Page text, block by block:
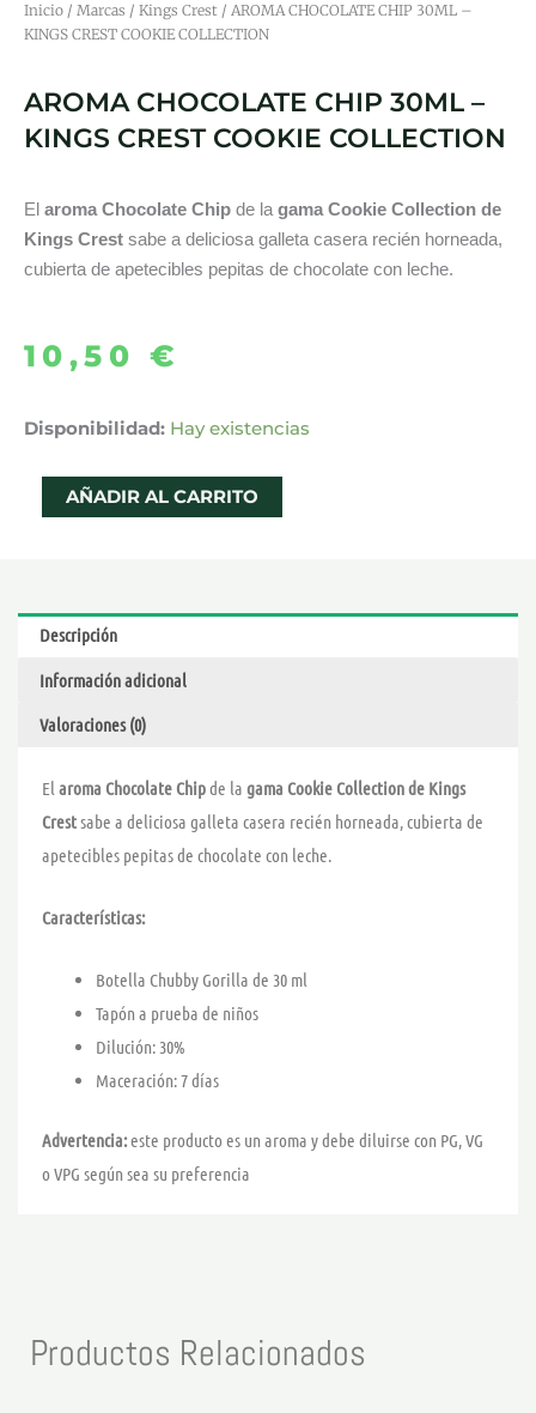
Inicio / Marcas / Kings Crest / AROMA CHOCOLATE CHIP 30ML –
KINGS CREST COOKIE COLLECTION
AROMA CHOCOLATE CHIP 30ML –
KINGS CREST COOKIE COLLECTION
El aroma Chocolate Chip de la gama Cookie Collection de
Kings Crest sabe a deliciosa galleta casera recién horneada,
cubierta de apetecibles pepitas de chocolate con leche.
10,50€
Disponibilidad: Hay existencias
AROMA
CHIP
CREST
COLLECTION
cantidad
AÑADIR AL CARRITO
Descripción
Información adicional
Valoraciones (0)
El aroma Chocolate Chipde la gama Cookie Collection de Kings
Crestsabe a deliciosa galleta casera recién horneada, cubierta de
apetecibles pepitas de chocolate con leche.
Características:
Botella Chubby Gorilla de 30 ml
Tapón a prueba de niños
Dilución: 30%
Maceración: 7 días
Advertencia:este producto es un aroma y debe diluirse con PG, VG
o VPG según sea su preferencia
Productos Relacionados